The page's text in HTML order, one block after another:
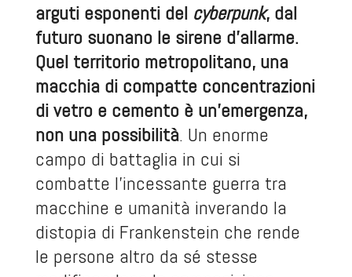
arguti esponenti del cyberpunk, dal
futuro suonano le sirene d’allarme.
Quel territorio metropolitano, una
macchia di compatte concentrazioni
di vetro e cemento è un’emergenza,
non una possibilità. Un enorme
campo di battaglia in cui si
combatte l’incessante guerra tra
macchine e umanità inverando la
distopia di Frankenstein che rende
le persone altro da sé stesse